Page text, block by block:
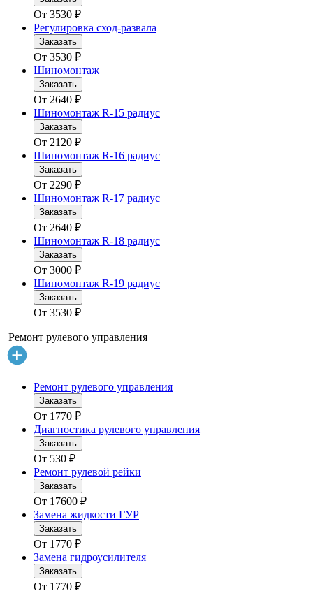
От 3530 ₽
Регулировка сход-развала
Заказать
От 3530 ₽
Шиномонтаж
Заказать
От 2640 ₽
Шиномонтаж R-15 радиус
Заказать
От 2120 ₽
Шиномонтаж R-16 радиус
Заказать
От 2290 ₽
Шиномонтаж R-17 радиус
Заказать
От 2640 ₽
Шиномонтаж R-18 радиус
Заказать
От 3000 ₽
Шиномонтаж R-19 радиус
Заказать
От 3530 ₽
Ремонт рулевого управления
Ремонт рулевого управления
Заказать
От 1770 ₽
Диагностика рулевого управления
Заказать
От 530 ₽
Ремонт рулевой рейки
Заказать
От 17600 ₽
Замена жидкости ГУР
Заказать
От 1770 ₽
Замена гидроусилителя
Заказать
От 1770 ₽